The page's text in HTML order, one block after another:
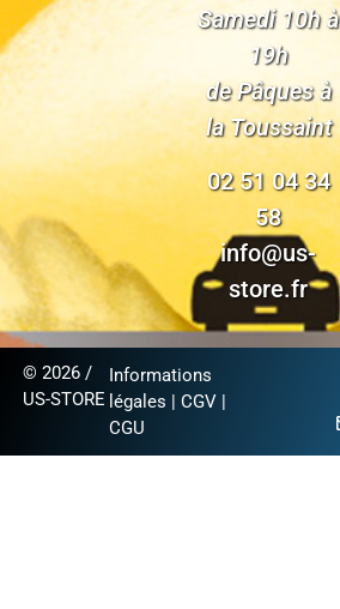
Samedi 10h à
19h
de Pâques à
la Toussaint
02 51 04 34
58
info@us-
store.fr
© 2026 /
US-STORE
Informations
légales |CGV |
CGU